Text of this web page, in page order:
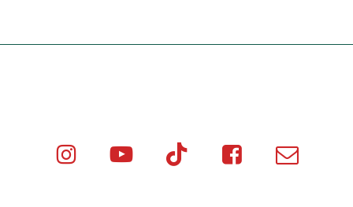
Minicar Tok
Minicar Minicar